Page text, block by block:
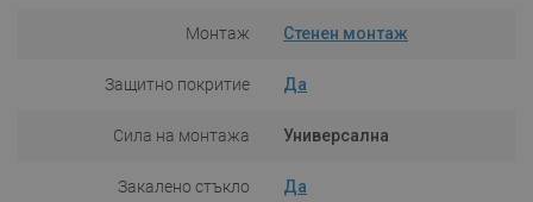
Монтаж Стенен монтаж
Защитно покритие Да
Сила на монтажа Универсална
Закалено стъкло Да